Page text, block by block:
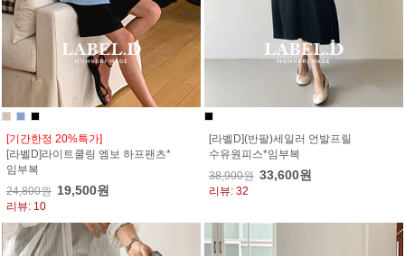
[기간한정 20%특가]
[라벨D]라이트쿨링 엠보 하프팬츠*
임부복
24,800원 19,500원
리뷰: 10
[라벨D](반팔)세일러 언발프릴
수유원피스*임부복
38,900원 33,600원
리뷰: 32